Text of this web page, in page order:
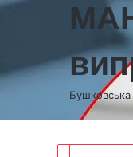
Бушковська